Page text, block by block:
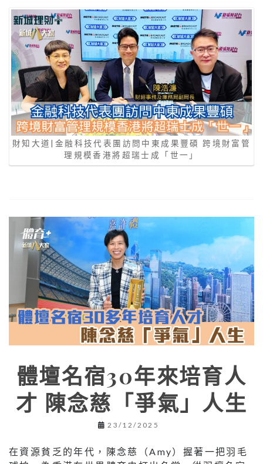
財知大道|金融科技代表團訪問中東成果豐碩 跨境財富管
理規模香港將超瑞士成「世一」
體壇名宿30年來培育人
才 陳念慈「爭氣」人生
23/12/2025
在資源貧乏的年代，陳念慈（Amy）握著一把羽毛